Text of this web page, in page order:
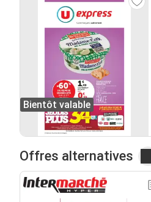
Bientôt valable
Offres alternatives